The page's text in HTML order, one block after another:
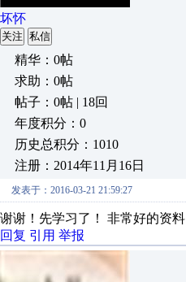
坏怀
关注 私信
精华：0帖
求助：0帖
帖子：0帖 | 18回
年度积分：0
历史总积分：1010
注册：2014年11月16日
发表于：2016-03-21 21:59:27
谢谢！先学习了！ 非常好的资料
回复 引用 举报